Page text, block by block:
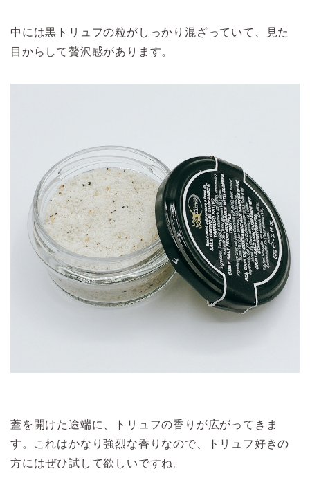
中には黒トリュフの粒がしっかり混ざっていて、見た
目からして贅沢感があります。
蓋を開けた途端に、トリュフの香りが広がってきま
す。これはかなり強烈な香りなので、トリュフ好きの
方にはぜひ試して欲しいですね。